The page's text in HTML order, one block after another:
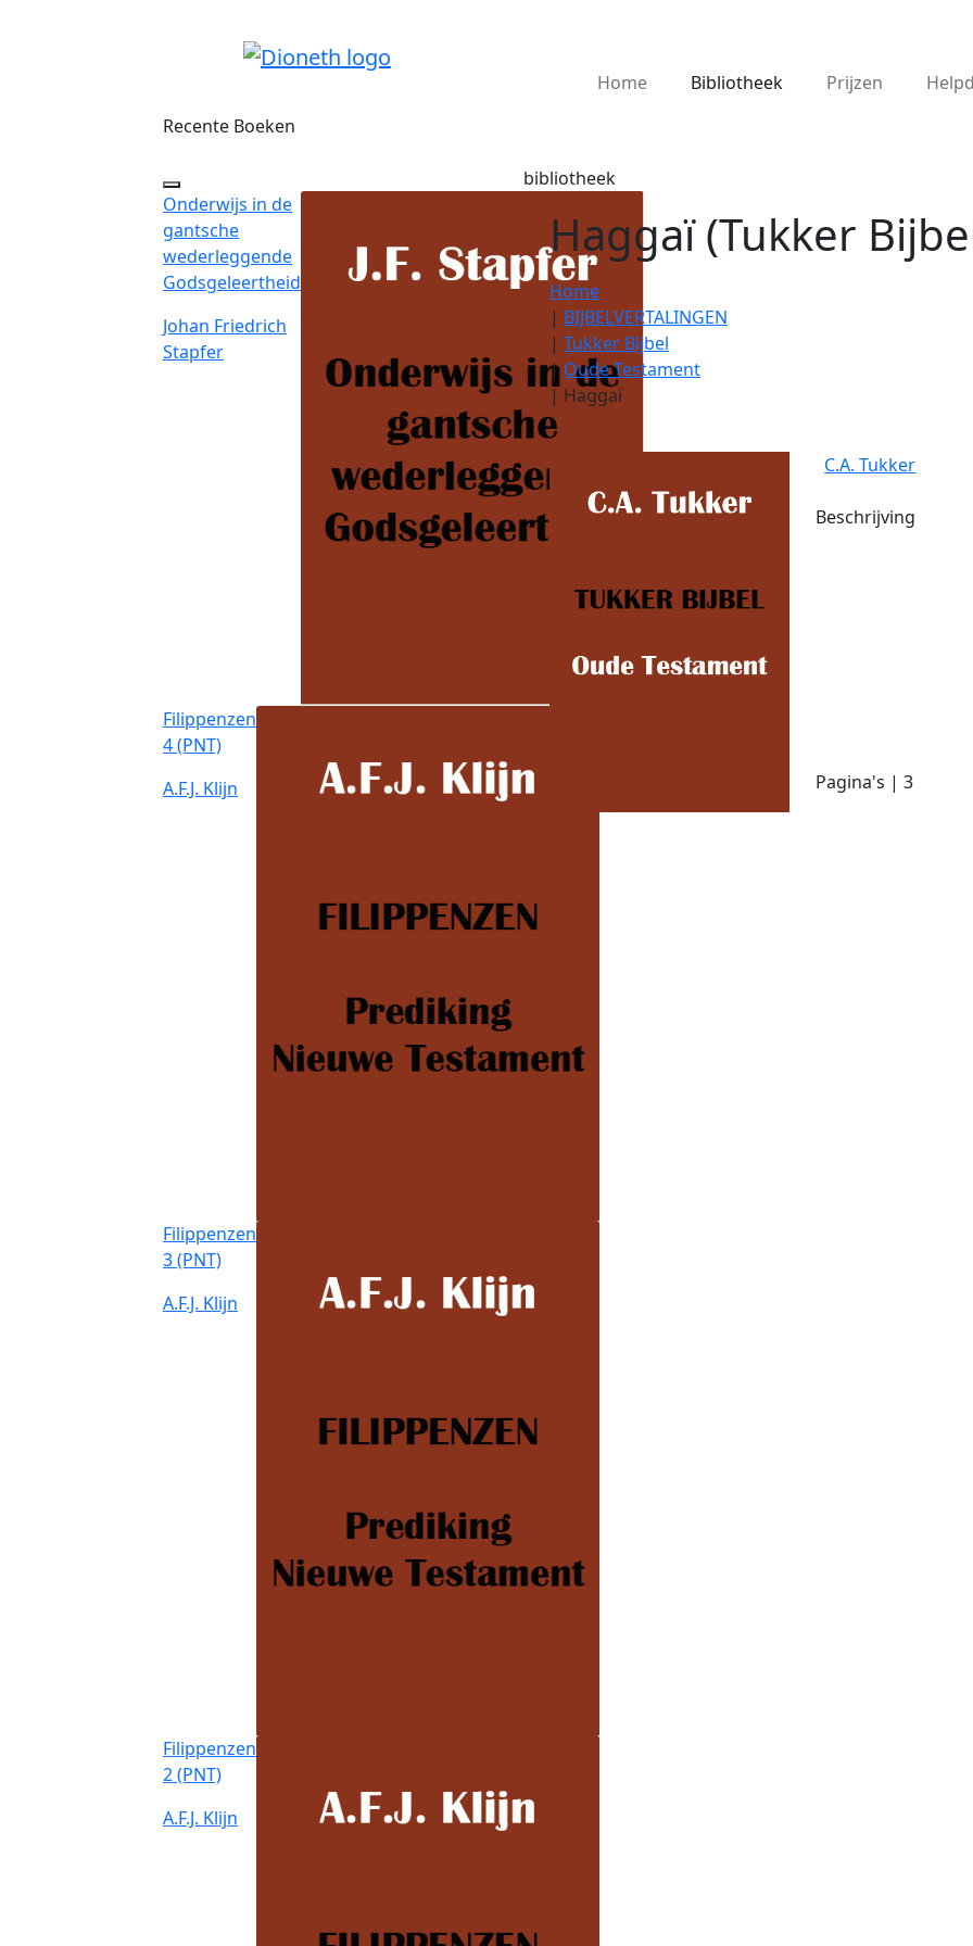
Home Bibliotheek Prijzen
Recente Boeken
Onderwijs in de
gantsche
wederleggende
Godsgeleertheid
Johan Friedrich
Stapfer
Filippenzen
4 (PNT)
A.F.J. Klijn
Filippenzen
3 (PNT)
A.F.J. Klijn
Filippenzen
2 (PNT)
A.F.J. Klijn
bibliotheek
Haggaï (Tukker
Home
| BIJBELVERTALINGEN
| Tukker Bijbel
|Oude Testament
| Haggaï
C.A. Tukker
Beschrijving
Pagina's | 3